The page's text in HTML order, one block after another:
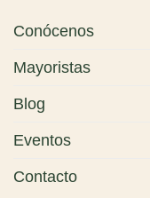
Conócenos
Mayoristas
Blog
Eventos
Contacto